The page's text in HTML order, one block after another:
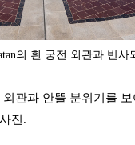
의 흰 궁전 외관과 반사
외관과 안뜰 분위기를
진.